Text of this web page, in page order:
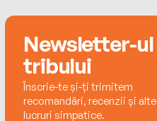
Newsletter-ul
tribului
Înscrie-te și-ți trimitem
recomandări, recenzii și alte
lucruri simpatice.